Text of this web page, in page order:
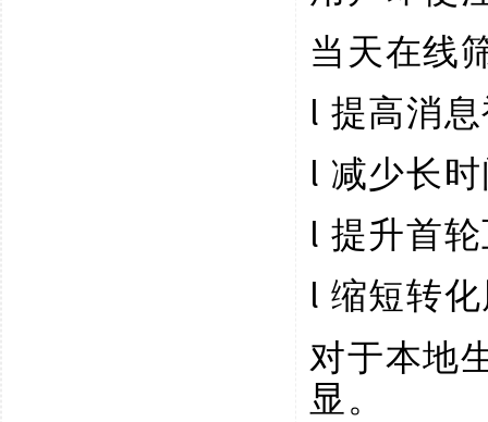
当天在线
l 提高消
l 减少长
l 提升首
l 缩短转
对于本地
显。